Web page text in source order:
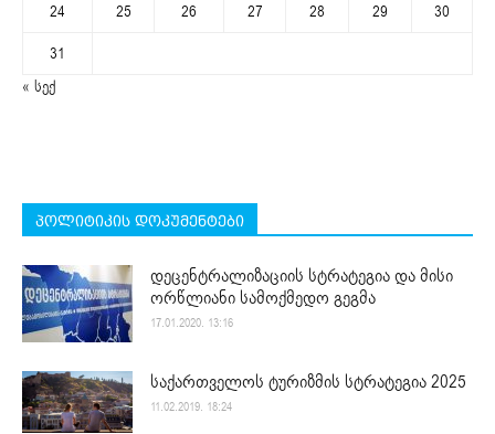
24
25 26 27 28 29
30
31
« სექ
პოლიტიკის დოკუმენტები
დეცენტრალიზაციის სტრატეგია და მისი
ორწლიანი სამოქმედო გეგმა
17.01.2020. 13:16
საქართველოს ტურიზმის სტრატეგია 2025
11.02.2019. 18:24